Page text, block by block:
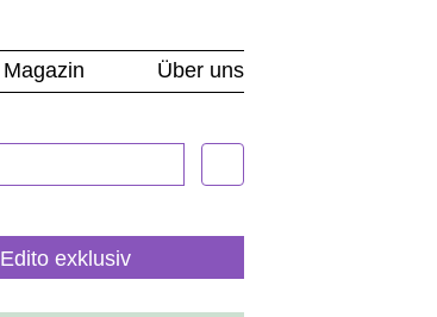
Magazin Über uns
Edito exklusiv